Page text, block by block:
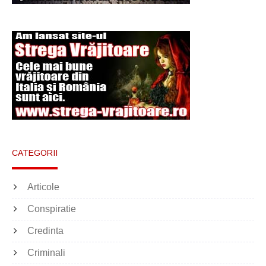
CATEGORII
Articole
Conspiratie
Credinta
Criminali